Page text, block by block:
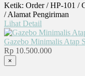
Ketik: Order / HP-101 /
/ Alamat Pengiriman
Lihat Detail
Gazebo Minimalis Atap
Rp 10.500.000
×